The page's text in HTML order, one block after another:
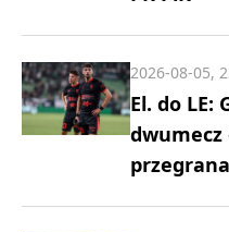
El. do LE:
dwumecz
2026-08-05,